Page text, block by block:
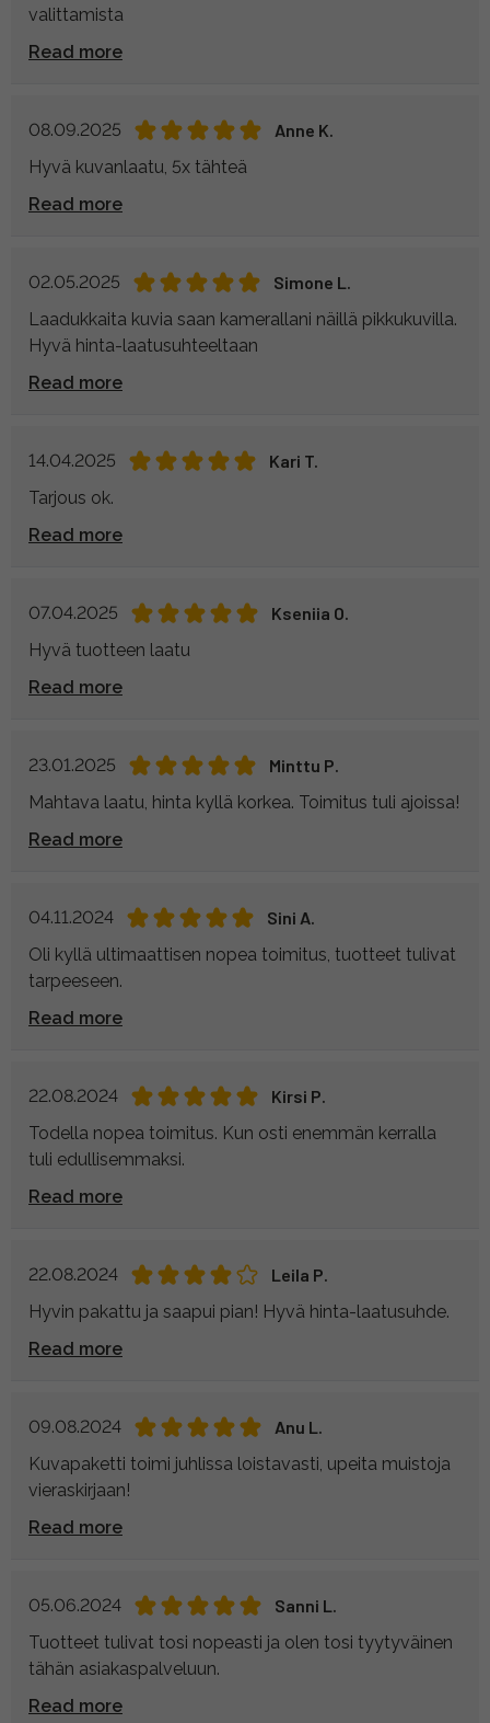
valittamista
Read more
08.09.2025
Anne K.
Hyvä kuvanlaatu, 5x tähteä
Read more
02.05.2025
Simone L.
Laadukkaita kuvia saan kamerallani näillä pikkukuvilla.
Hyvä hinta-laatusuhteeltaan
Read more
14.04.2025
Kari T.
Tarjous ok.
Read more
07.04.2025
Kseniia O.
Hyvä tuotteen laatu
Read more
23.01.2025
Minttu P.
Mahtava laatu, hinta kyllä korkea. Toimitus tuli ajoissa!
Read more
04.11.2024
Sini A.
Oli kyllä ultimaattisen nopea toimitus, tuotteet tulivat
tarpeeseen.
Read more
22.08.2024
Kirsi P.
Todella nopea toimitus. Kun osti enemmän kerralla
tuli edullisemmaksi.
Read more
22.08.2024
Leila P.
Hyvin pakattu ja saapui pian! Hyvä hinta-laatusuhde.
Read more
09.08.2024
Anu L.
Kuvapaketti toimi juhlissa loistavasti, upeita muistoja
vieraskirjaan!
Read more
05.06.2024
Sanni L.
Tuotteet tulivat tosi nopeasti ja olen tosi tyytyväinen
tähän asiakaspalveluun.
Read more